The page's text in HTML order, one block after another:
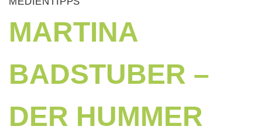
MARTINA
BADSTUBER –
DER HUMMER